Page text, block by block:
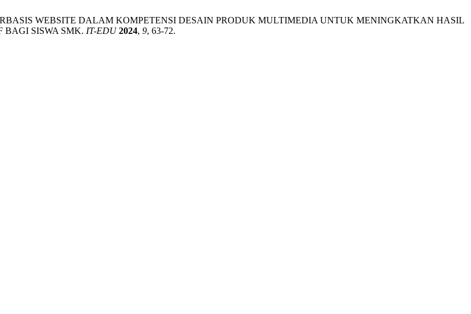
WEBSITE DALAM KOMPETENSI DESAIN PRODUK MULTIMEDIA UNTUK MENINGKATKAN HASIL
BAGI SISWA SMK. IT-EDU 2024, 9, 63-72.